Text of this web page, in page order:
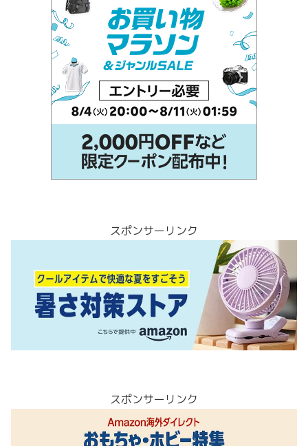
スポンサーリンク
スポンサーリンク